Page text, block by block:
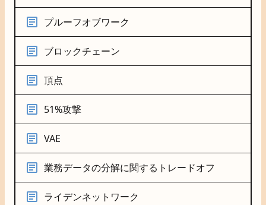
プルーフオブワーク
ブロックチェーン
頂点
51%攻撃
VAE
業務データの分解に関するトレードオフ
ライデンネットワーク